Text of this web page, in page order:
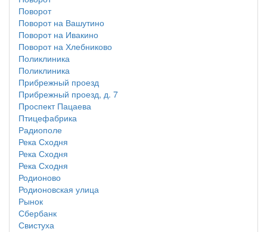
Поворот
Поворот на Вашутино
Поворот на Ивакино
Поворот на Хлебниково
Поликлиника
Поликлиника
Прибрежный проезд
Прибрежный проезд, д. 7
Проспект Пацаева
Птицефабрика
Радиополе
Река Сходня
Река Сходня
Река Сходня
Родионово
Родионовская улица
Рынок
Сбербанк
Свистуха